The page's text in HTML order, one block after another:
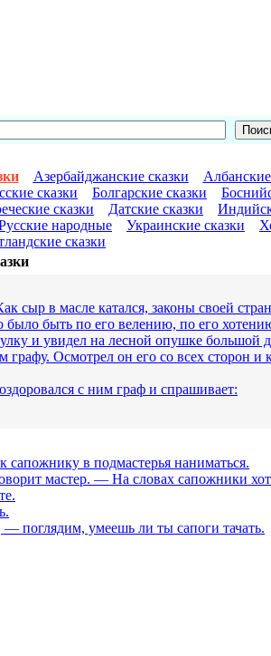
Азербайджанские сказки
сказки Болгарские сказки
сказки Датские сказки
народные Украинские сказки
сказки
сыр в масле катался, законы своей
было быть по его велению, по его
и увидел на лесной опушке большой
графу. Осмотрел он его со всех сторон и
с ним граф и спрашивает:
в подмастерья наниматься.
мастер. — На словах сапожники
поглядим, умеешь ли ты сапоги тачать.